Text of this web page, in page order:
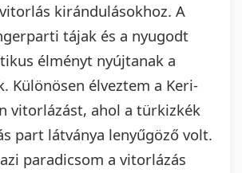
kirándulásokhoz. A
tájak és a nyugodt
élményt nyújtanak a
Különösen élveztem a Keri-
vitorlázást, ahol a türkizkék
part látványa lenyűgöző volt.
paradicsom a vitorlázás